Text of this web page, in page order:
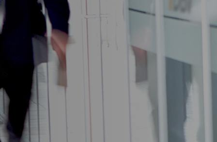
BEWERTUNGEN
ONLINE TERMINVERGABE